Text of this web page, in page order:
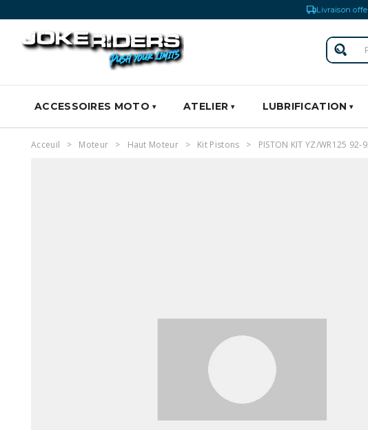
Livraison
ACCESSOIRES MOTO ATELIER LUBRIFICATION
Acceuil Moteur Haut Moteur Kit Pistons PISTON KIT YZ/WR125 92-